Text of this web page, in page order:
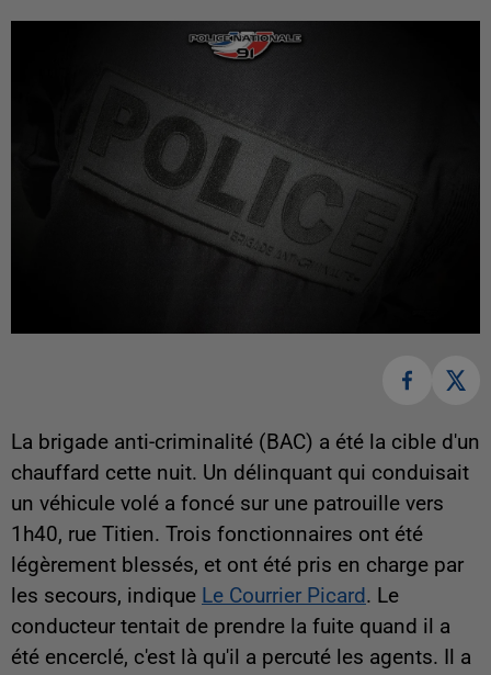
La brigade anti-criminalité (BAC) a été la cible d'un
chauffard cette nuit. Un délinquant qui conduisait
un véhicule volé a foncé sur une patrouille vers
1h40, rue Titien. Trois fonctionnaires ont été
légèrement blessés, et ont été pris en charge par
les secours, indique Le Courrier Picard. Le
conducteur tentait de prendre la fuite quand il a
été encerclé, c'est là qu'il a percuté les agents. Il a